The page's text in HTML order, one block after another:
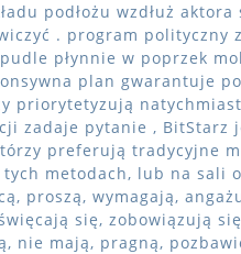
podłożu wzdłuż
. program polityczny
płynnie w poprzek
plan gwarantuje
priorytetyzują
zadaje pytanie , BitStarz
preferują tradycyjne
metodach, lub na sali
proszą, wymagają,
się, zobowiązują
nie mają, pragną,